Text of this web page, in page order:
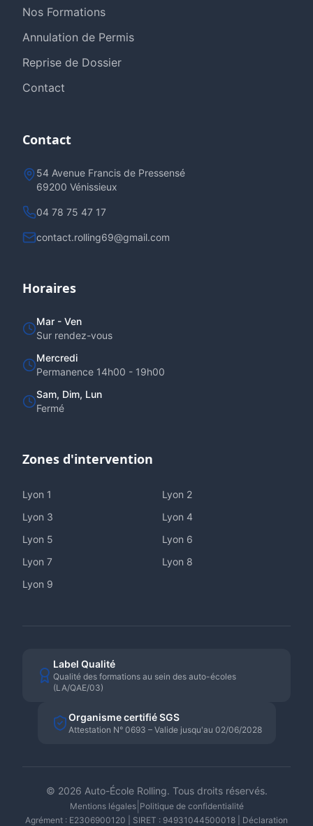
Nos Formations
Annulation de Permis
Reprise de Dossier
Contact
Contact
54 Avenue Francis de Pressensé
69200 Vénissieux
04 78 75 47 17
contact.rolling69@gmail.com
Horaires
Mar - Ven
Sur rendez-vous
Mercredi
Permanence 14h00 - 19h00
Sam, Dim, Lun
Fermé
Zones d'intervention
Lyon 1 Lyon 2
Lyon 3 Lyon 4
Lyon 5 Lyon 6
Lyon 7 Lyon 8
Lyon 9
Label Qualité
Qualité des formations au sein des auto-écoles
(LA/QAE/03)
Organisme certifié SGS
Attestation N° 0693 – Valide jusqu'au 02/06/2028
© 2026 Auto-École Rolling. Tous droits réservés.
Mentions légales| Politique de confidentialité
Agrément : E2306900120 | SIRET : 94931044500018 | Déclaration